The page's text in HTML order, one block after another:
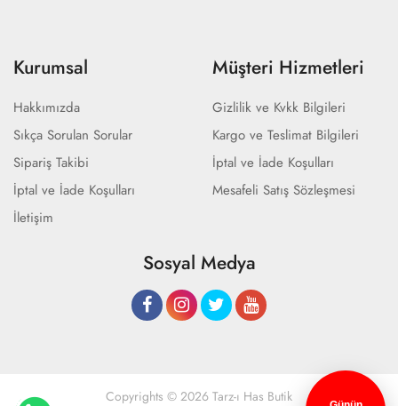
Kurumsal
Hakkımızda
Sıkça Sorulan Sorular
Sipariş Takibi
İptal ve İade Koşulları
İletişim
Müşteri Hizmetleri
Gizlilik ve Kvkk Bilgileri
Kargo ve Teslimat Bilgileri
İptal ve İade Koşulları
Mesafeli Satış Sözleşmesi
Sosyal Medya
Copyrights © 2026 Tarz-ı Has Butik